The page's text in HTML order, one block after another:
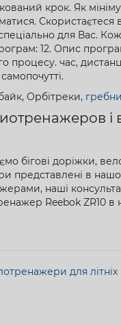
крок. Як
для Вас.
12. Опис
час,
Орбітреки,
і
бігові доріжки,
представлені в
наші
Reebok ZR10
для літніх